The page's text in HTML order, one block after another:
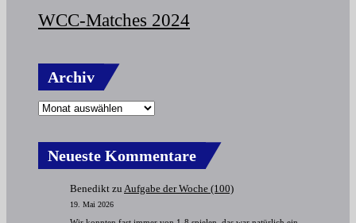
WCC-Matches 2024
Archiv
Neueste Kommentare
Benedikt zu Aufgabe der Woche (100)
19. Mai 2026